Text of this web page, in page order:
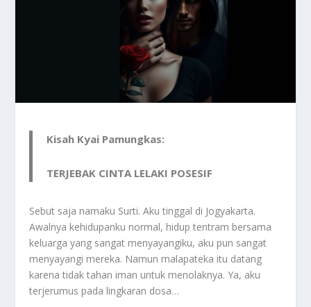
Kisah Kyai Pamungkas:
TERJEBAK CINTA LELAKI POSESIF
Sebut saja namaku Surti. Aku tinggal di Jogyakarta.
Awalnya kehidupanku normal, hidup tentram bersama
keluarga yang sangat menyayangiku, aku pun sangat
menyayangi mereka. Namun malapateka itu datang
karena tidak tahan iman untuk menolaknya. Ya, aku
terjerumus pada lingkaran dosa…